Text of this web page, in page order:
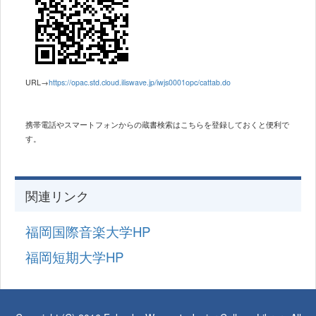
URL→https://opac.std.cloud.iliswave.jp/iwjs0001opc/cattab.do
携帯電話やスマートフォンからの蔵書検索はこちらを登録しておくと便利で
す。
関連リンク
福岡国際音楽大学HP
福岡短期大学HP